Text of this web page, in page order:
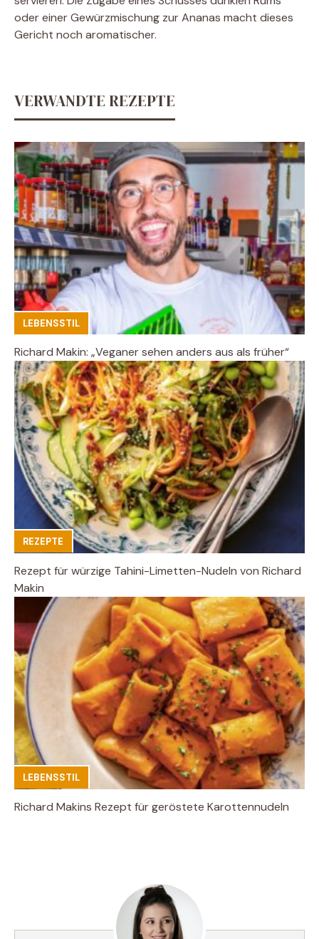
oder einer Gewürzmischung zur Ananas macht dieses
Gericht noch aromatischer.
VERWANDTE REZEPTE
LEBENSSTIL
Richard Makin: „Veganer sehen anders aus als früher“
REZEPTE
Rezept für würzige Tahini-Limetten-Nudeln von Richard
Makin
LEBENSSTIL
Richard Makins Rezept für geröstete Karottennudeln